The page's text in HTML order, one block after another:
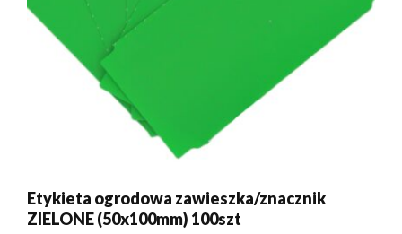
Etykieta ogrodowa zawieszka/znacznik
ZIELONE (50x100mm) 100szt
0 produktów -0,00zł